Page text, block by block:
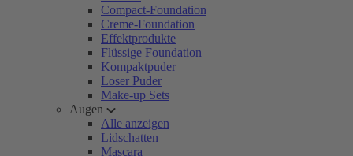
Compact-Foundation
Creme-Foundation
Effektprodukte
Flüssige Foundation
Kompaktpuder
Loser Puder
Make-up Sets
Augen
Alle anzeigen
Lidschatten
Mascara